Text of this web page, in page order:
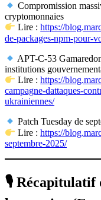
Compromission
cryptomonnaies
Lire :https://
de-packages-npm-pour-
APT-C-53
institutions
Lire :https://
campagne-dattaques-
ukrainiennes/
Patch Tuesday de
Lire :https://
septembre-2025/
🎙 Récapitulatif